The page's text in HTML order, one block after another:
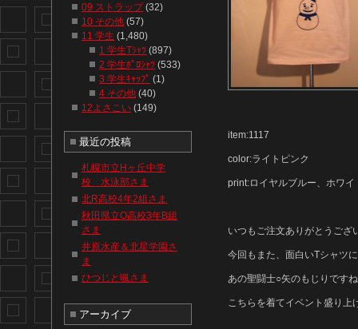
item:1117
color:ライトピンク
print:ロイヤルブルー、ホワイ
いつもご注文ありがとうござ
今回もまた、面白いTシャツ
あの聖闘士○矢のもじりです
こちらを着てイベント盛り
09 ストラップ(32)
10 その他 (57)
11 学生 (1,480)
1 学生Tｼｬﾂ (897)
2 学生ﾎﾟﾛｼｬﾂ (533)
3 学生ｷｬｯﾌﾟ (1)
4 その他 (40)
12よさこい (149)
最近の投稿
札幌市立Hヶ丘中学
校 水泳部さま
北R高校4年2組さま
秋田県立O高校3年B組
さま
井原水産＆北星学園さ
ま
ひつじと颯さま
アーカイブ